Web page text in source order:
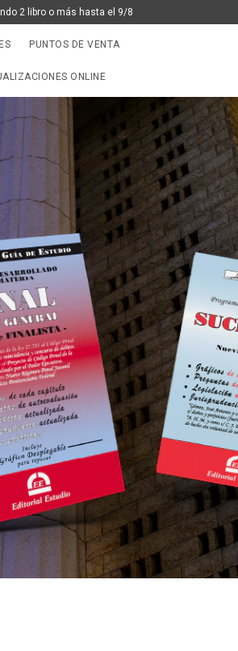
2 libro o más hasta el 9/8
PUNTOS DE VENTA
ONLINE